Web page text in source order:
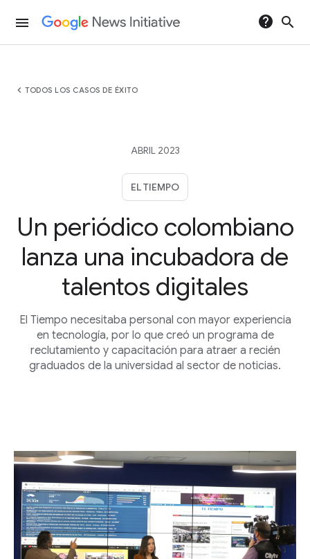
menu help search
chevron_left TODOS LOS CASOS DE ÉXITO
ABRIL 2023
EL TIEMPO
Un periódico colombiano
lanza una incubadora de
talentos digitales
El Tiempo necesitaba personal con mayor experiencia
en tecnología, por lo que creó un programa de
reclutamiento y capacitación para atraer a recién
graduados de la universidad al sector de noticias.